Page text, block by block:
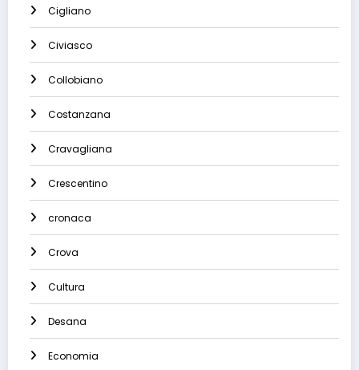
Cigliano
Civiasco
Collobiano
Costanzana
Cravagliana
Crescentino
cronaca
Crova
Cultura
Desana
Economia